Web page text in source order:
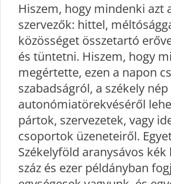
Hiszem, hogy mindenki azt
szervezők: hittel,
közösséget összetartó
és tüntetni. Hiszem, hogy
megértette, ezen a napon
szabadságról, a székely nép
autonómiatörekvéséről
pártok, szervezetek, vagy
csoportok üzeneteiről.
Székelyföld aranysávos
száz és ezer példányban